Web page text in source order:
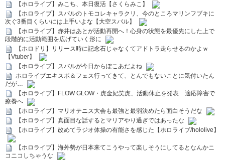
【ホロライブ】みこち、本日復活【さくらみこ】
【ホロライブ】スバルのトモコレキャラクリ、今のところマリンフブキに
次ぐ3番目くらいには上手いよな【大空スバル】
【ホロライブ】赤井はあとが活動再開へ！心身の状態を最優先にした上で
段階的に活動範囲を広げていく形に
【ホロドリ】リリース時に記念石じゃなくてアドトラ走らせるのかよｗ
【Vtuber】
【ホロライブ】スバルが今日からぽこあだよね
ホロライブエキスポ＆フェス行ってきて、とんでもないことに気付いたん
だが…
【ホロライブ】FLOW GLOW・虎金妃笑虎、活動休止を発表 適応障害で
療養へ
【ホロライブ】マリオテニス大会も最強と最弱決めたら面白そうだな
【ホロライブ】真面目な話するとマリアやり過ぎではあったな
【ホロライブ】改めてラジオ体操の有能さを感じた【ホロライブ/hololive】
【ホロライブ】海外勢が日本来てこうやって楽しそうにしてるとなんかニ
コニコしちゃうな